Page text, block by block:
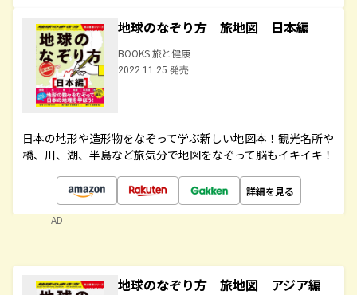
地球のなぞり方 旅地図 日本編
BOOKS 旅と健康
2022.11.25 発売
日本の地形や造形物をなぞって学ぶ新しい地図本！観光名所や
橋、川、湖、半島など旅気分で地図をなぞって脳もイキイキ！
詳細を見る
AD
地球のなぞり方 旅地図 アジア編